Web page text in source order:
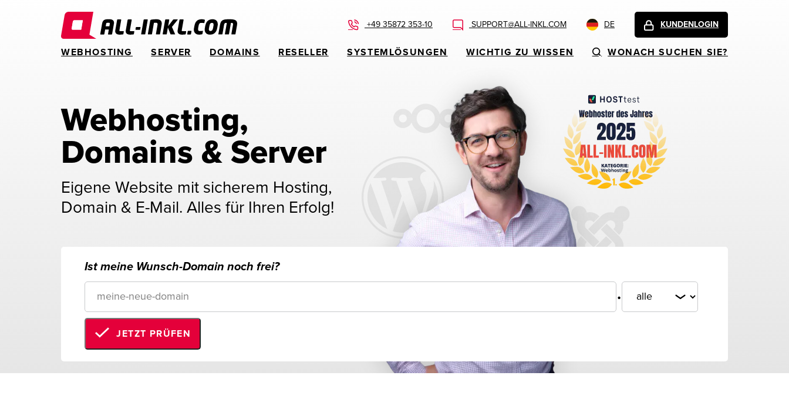
+49 35872 353-10 SUPPORT@ALL-INKL.COM DE KUNDENLOGIN
WEBHOSTING SERVER DOMAINS RESELLER SYSTEMLÖSUNGEN WICHTIG ZU WISSEN WONACH SUCHEN SIE?
Webhosting,
Domains & Server
Eigene Website mit sicherem Hosting,
Domain & E-Mail. Alles für Ihren Erfolg!
Ist meine Wunsch-Domain noch frei?
.
JETZT PRÜFEN